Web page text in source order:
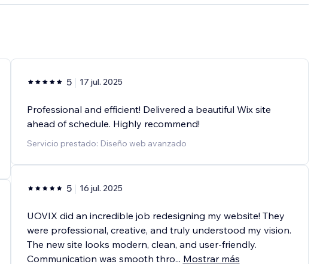
5 17 jul. 2025
Professional and efficient! Delivered a beautiful Wix site
ahead of schedule. Highly recommend!
Servicio prestado: Diseño web avanzado
5 16 jul. 2025
UOVIX did an incredible job redesigning my website! They
were professional, creative, and truly understood my vision.
The new site looks modern, clean, and user-friendly.
Communication was smooth thro... Mostrar más